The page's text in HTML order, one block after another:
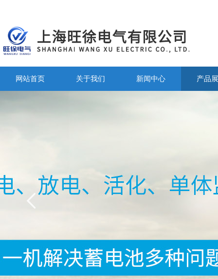
网站首页 关于我们 新闻中心 产品